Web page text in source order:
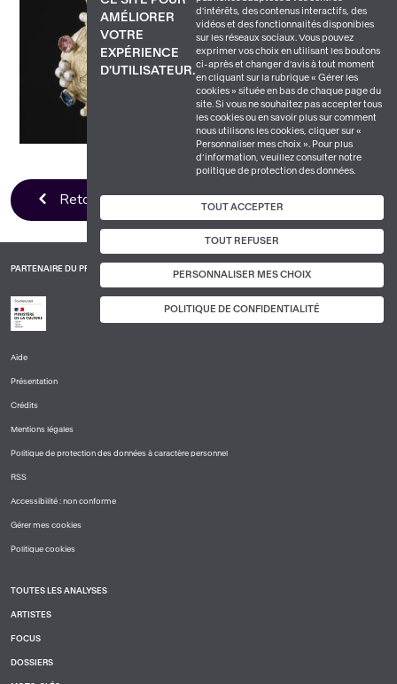
AMÉLIORER
VOTRE
EXPÉRIENCE
D'UTILISATEUR.
d'intérêts, des contenus interactifs, des
vidéos et des fonctionnalités disponibles
sur les réseaux sociaux. Vous pouvez
exprimer vos choix en utilisant les boutons
ci-après et changer d’avis à tout moment
en cliquant sur la rubrique « Gérer les
cookies » située en bas de chaque page du
site. Si vous ne souhaitez pas accepter tous
les cookies ou en savoir plus sur comment
nous utilisons les cookies, cliquer sur «
Personnaliser mes choix ». Pour plus
d’information, veuillez consulter notre
politique de protection des données.
TOUT ACCEPTER
TOUT REFUSER
PERSONNALISER MES CHOIX
POLITIQUE DE CONFIDENTIALITÉ
Retour à la liste
PARTENAIRE DU PROJET
DE
PAGE
1
Aide
Présentation
Crédits
Mentions légales
Politique de protection des données à caractère personnel
RSS
Accessibilité : non conforme
Gérer mes cookies
Politique cookies
DE
PAGE
2
TOUTES LES ANALYSES
ARTISTES
FOCUS
DOSSIERS